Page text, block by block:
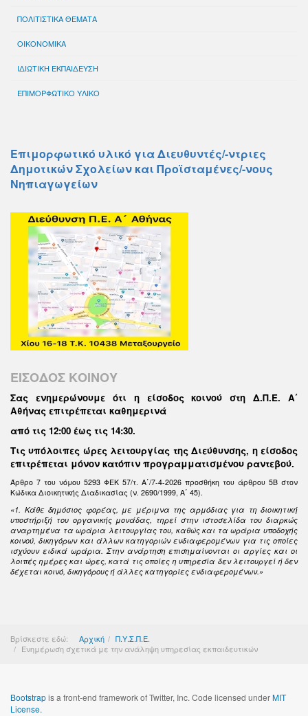
ΠΟΛΙΤΙΣΤΙΚΑ ΘΕΜΑΤΑ
ΟΙΚΟΝΟΜΙΚΑ
ΙΔΙΩΤΙΚΗ ΕΚΠΑΙΔΕΥΣΗ
ΕΠΙΜΟΡΦΩΤΙΚΟ ΥΛΙΚΟ
Επιμορφωτικό υλικό για Διευθυντές/-ντριες
Δημοτικών Σχολείων και Προϊσταμένες/-νους
Νηπιαγωγείων
ΕΙΣΟΔΟΣ ΚΟΙΝΟΥ
Σας ενημερώνουμε ότι η είσοδος κοινού στη Δ.Π.Ε. Α΄
Αθήνας επιτρέπεται καθημερινά
από τις 12:00 έως τις 14:30.
Τις υπόλοιπες ώρες λειτουργίας της Διεύθυνσης, η είσοδος
επιτρέπεται μόνον κατόπιν προγραμματισμένου ραντεβού.
Άρθρο 7 του νόμου 5293 ΦΕΚ 57/τ. Α΄/7-4-2026 προσθήκη του άρθρου 5Β στον
Κώδικα Διοικητικής Διαδικασίας (ν. 2690/1999, Α΄ 45).
«1. Κάθε δημόσιος φορέας, με μέριμνα της αρμόδιας για τη διοικητική
υποστήριξή του οργανικής μονάδας, τηρεί στην ιστοσελίδα του διαρκώς
αναρτημένα τα ωράρια λειτουργίας του, καθώς και τα ωράρια υποδοχής
κοινού, δικηγόρων και άλλων κατηγοριών ενδιαφερομένων για τις οποίες
ισχύουν ειδικά ωράρια. Στην ανάρτηση επισημαίνονται οι αργίες και οι
λοιπές ημέρες και ώρες, κατά τις οποίες η υπηρεσία δεν λειτουργεί ή δεν
δέχεται κοινό, δικηγόρους ή άλλες κατηγορίες ενδιαφερομένων.»
Βρίσκεστε εδώ: Αρχική
Π.Υ.Σ.Π.Ε.
Ενημέρωση σχετικά με την ανάληψη υπηρεσίας εκπαιδευτικών
Bootstrapis a front-end framework of Twitter, Inc. Code licensed underMIT
License.